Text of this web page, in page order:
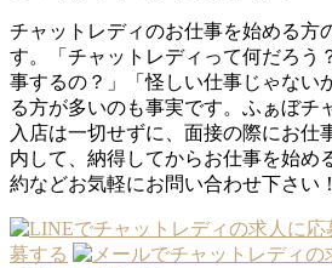
チャットレディのお仕事を始める方
す。「チャットレディって何だろう
事するの？」「怪しい仕事じゃない
る方が多いのも事実です。ふぁぼチ
入店は一切せずに、面接の際にお仕
内して、納得してからお仕事を始め
約などお気軽にお問い合わせ下さい！
募する